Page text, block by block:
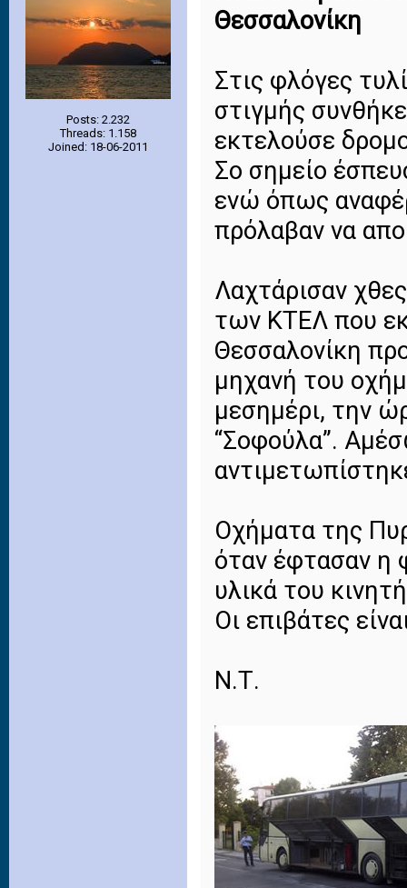
Posts: 2.232
Threads: 1.158
Joined: 18-06-2011
Θεσσαλονίκη
Στις φλόγες
στιγμής
εκτελούσε
Σο σημείο
ενώ όπως
πρόλαβαν να
Λαχτάρισαν
των ΚΤΕΛ που
Θεσσαλονίκη
μηχανή του
μεσημέρι, την
“Σοφούλα”.
Οχήματα της
όταν έφτασαν η
υλικά του
Οι επιβάτες
Ν.Τ.